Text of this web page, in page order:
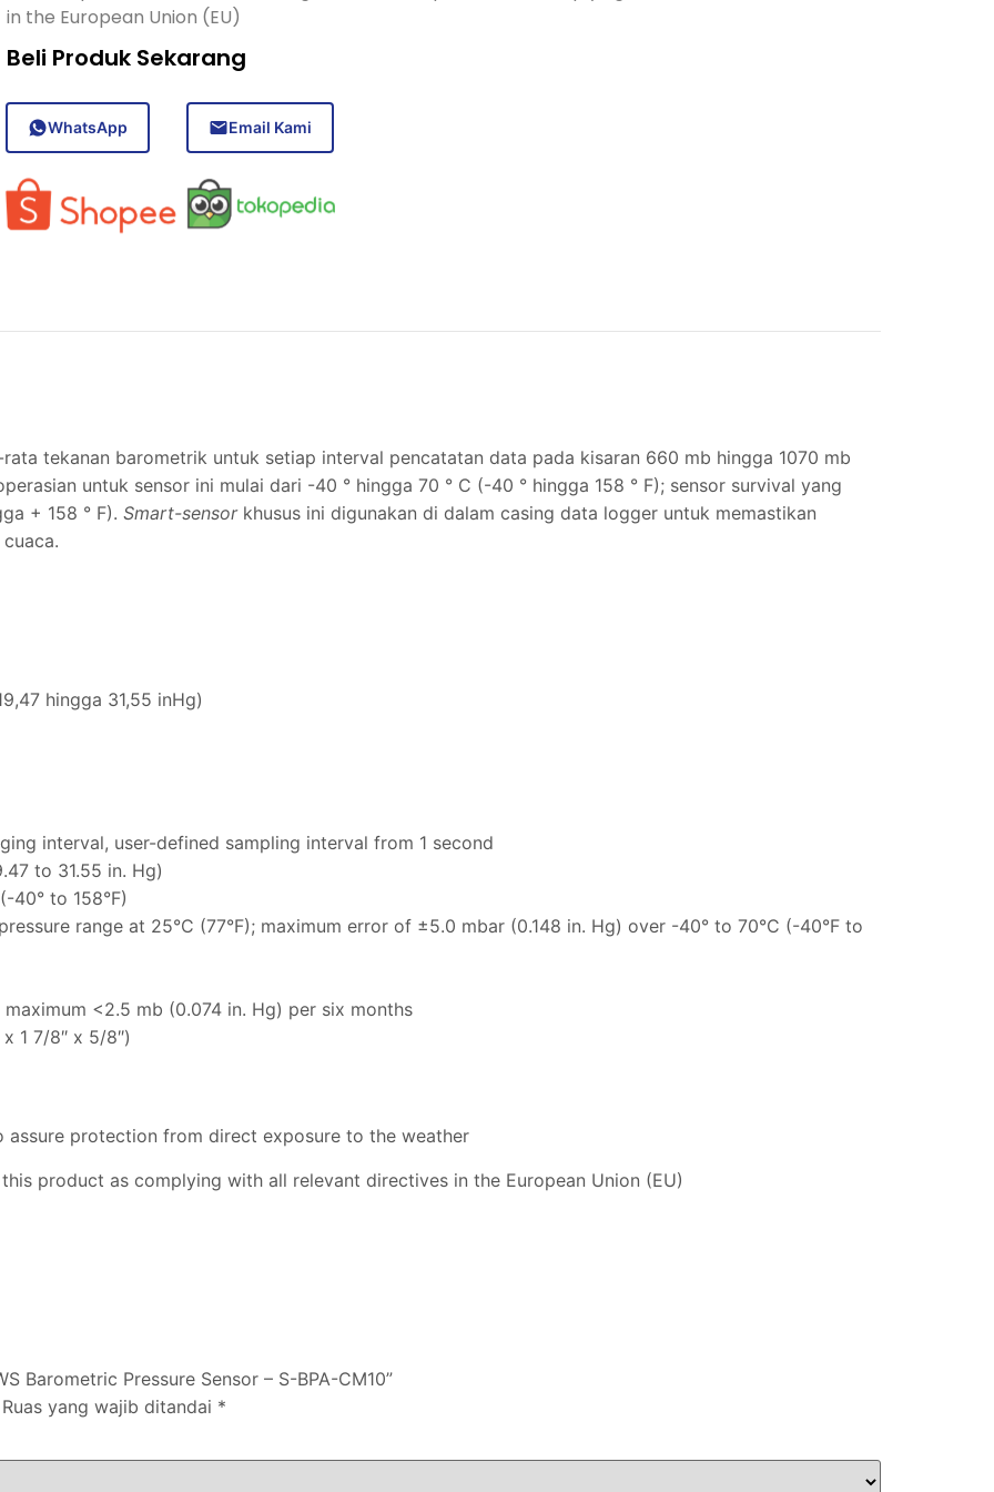
in the European Union (EU)
Beli Produk Sekarang
WhatsApp Email Kami
tekanan barometrik untuk setiap interval pencatatan data pada kisaran 660 mb hingga 1070 mb
untuk sensor ini mulai dari -40 ° hingga 70 ° C (-40 ° hingga 158 ° F); sensor survival yang
+ 158 ° F). Smart-sensorkhusus ini digunakan di dalam casing data logger untuk memastikan
hingga 31,55 inHg)
interval, user-defined sampling interval from 1 second
to 31.55 in. Hg)
40° to 158°F)
range at 25°C (77°F); maximum error of ±5.0 mbar (0.148 in. Hg) over -40° to 70°C (-40°F to
<2.5 mb (0.074 in. Hg) per six months
1 7/8″ x 5/8″)
protection from direct exposure to the weather
product as complying with all relevant directives in the European Union (EU)
Barometric Pressure Sensor – S-BPA-CM10”
Ruas yang wajib ditandai *